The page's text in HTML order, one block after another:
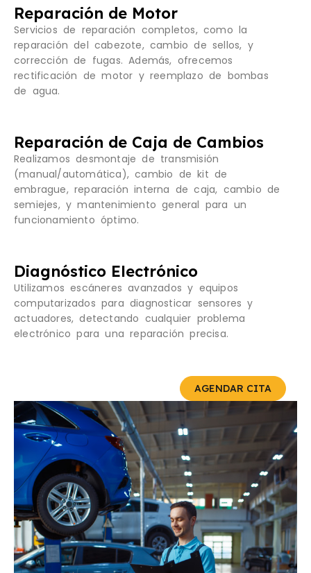
Reparación de Motor
Servicios de reparación completos, como la
reparación del cabezote, cambio de sellos, y
corrección de fugas. Además, ofrecemos
rectificación de motor y reemplazo de bombas
de agua.
Reparación de Caja de Cambios
Realizamos desmontaje de transmisión
(manual/automática), cambio de kit de
embrague, reparación interna de caja, cambio de
semiejes, y mantenimiento general para un
funcionamiento óptimo.
Diagnóstico Electrónico
Utilizamos escáneres avanzados y equipos
computarizados para diagnosticar sensores y
actuadores, detectando cualquier problema
electrónico para una reparación precisa.
AGENDAR CITA